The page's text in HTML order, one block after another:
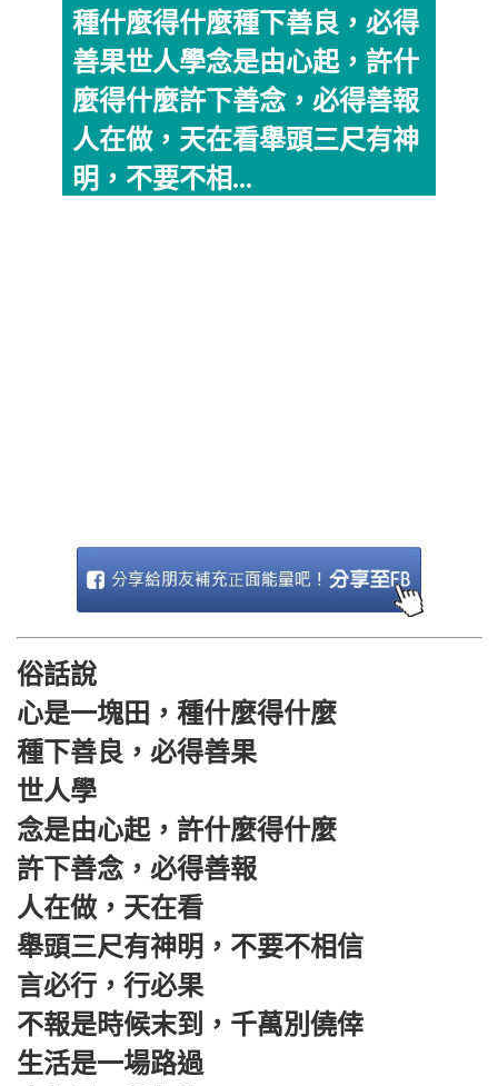
種什麼得什麼種下善良，必得
善果世人學念是由心起，許什
麼得什麼許下善念，必得善報
人在做，天在看舉頭三尺有神
明，不要不相...
俗話說
心是一塊田，種什麼得什麼
種下善良，必得善果
世人學
念是由心起，許什麼得什麼
許下善念，必得善報
人在做，天在看
舉頭三尺有神明，不要不相信
言必行，行必果
不報是時候末到，千萬別僥倖
生活是一場路過